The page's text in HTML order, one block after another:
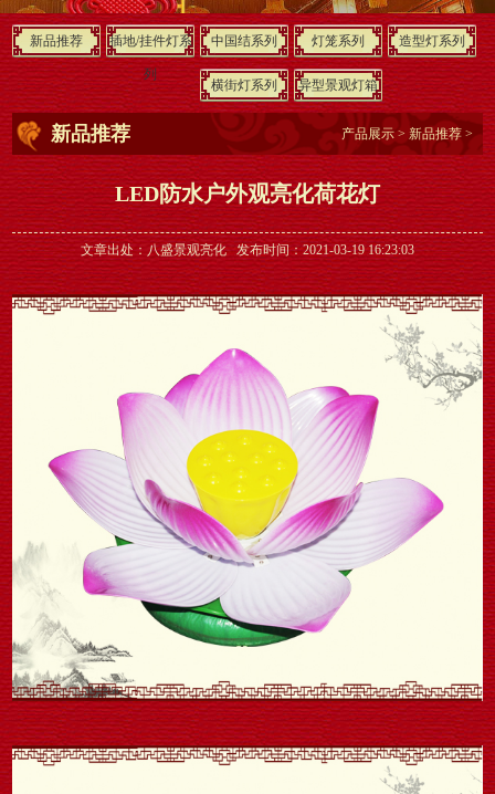
新品推荐 插地/挂件灯系
列
中国结系列 灯笼系列 造型灯系列
横街灯系列 异型景观灯箱
新品推荐 产品展示> 新品推荐>
LED防水户外观亮化荷花灯
文章出处：八盛景观亮化 发布时间：2021-03-19 16:23:03